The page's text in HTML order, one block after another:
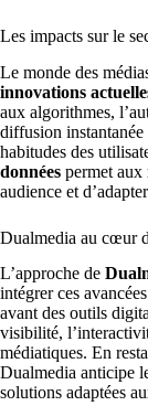
Les impacts sur le
Le monde des
innovations
aux algorithmes,
diffusion instantanée
habitudes des
données permet aux
audience et
Dualmedia au cœur
L’approche de
intégrer ces
avant des outils
visibilité,
médiatiques. En
Dualmedia anticipe
solutions adaptées